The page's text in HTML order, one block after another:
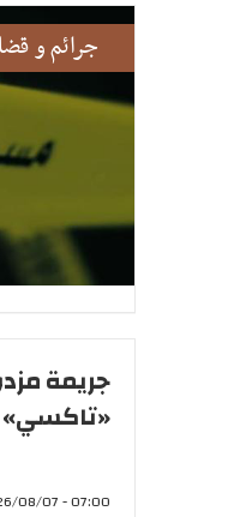
جرائم و
جريمة
07:00 - 2026/08/07